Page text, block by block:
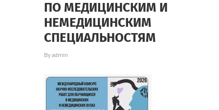
ПО МЕДИЦИНСКИМ И
НЕМЕДИЦИНСКИМ
СПЕЦИАЛЬНОСТЯМ
Byadmin